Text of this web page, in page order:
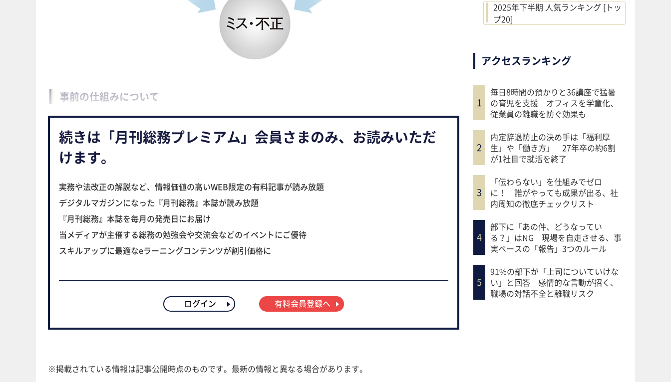
2025年下半期 人気ランキング [トッ
プ20]
アクセスランキング
毎日8時間の預かりと36講座で猛暑
の育児を支援 オフィスを学童化、
従業員の離職を防ぐ効果も
内定辞退防止の決め手は「福利厚
生」や「働き方」 27年卒の約6割
が1社目で就活を終了
「伝わらない」を仕組みでゼロ
に！ 誰がやっても成果が出る、社
内周知の徹底チェックリスト
部下に「あの件、どうなってい
る？」はNG 現場を自走させる、事
実ベースの「報告」3つのルール
91%の部下が「上司についていけな
い」と回答 感情的な言動が招く、
職場の対話不全と離職リスク
事前の仕組みについて
続きは「月刊総務プレミアム」会員さまのみ、お読みいただ
けます。
実務や法改正の解説など、情報価値の高いWEB限定の有料記事が読み放題
デジタルマガジンになった『月刊総務』本誌が読み放題
『月刊総務』本誌を毎月の発売日にお届け
当メディアが主催する総務の勉強会や交流会などのイベントにご優待
スキルアップに最適なeラーニングコンテンツが割引価格に
ログイン 有料会員登録へ
※掲載されている情報は記事公開時点のものです。最新の情報と異なる場合があります。